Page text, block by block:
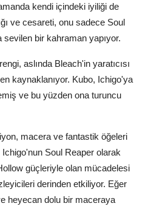
kendi içindeki iyiliği de
ve cesareti, onu sadece Soul
bir kahraman yapıyor.
aslında Bleach'in yaratıcısı
kaynaklanıyor. Kubo, Ichigo'ya
ve bu yüzden ona turuncu
macera ve fantastik öğeleri
Soul Reaper olarak
güçleriyle olan mücadelesi
derinden etkiliyor. Eğer
heyecan dolu bir maceraya